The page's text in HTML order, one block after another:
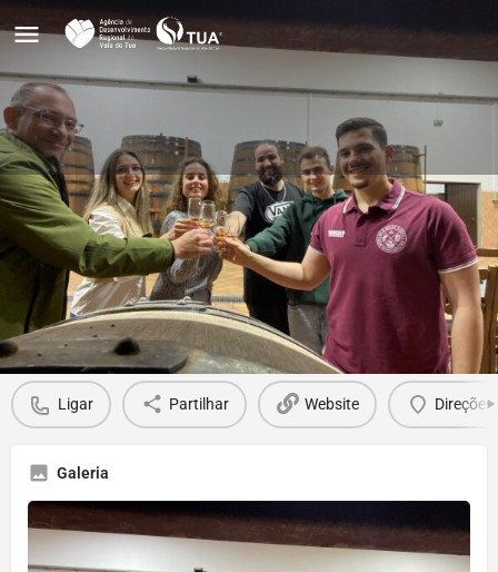
SipDouro
Contactar email
sipandsavordouro@gmail.com
Detalhes
Ligar Partilhar Website Direções
Galeria